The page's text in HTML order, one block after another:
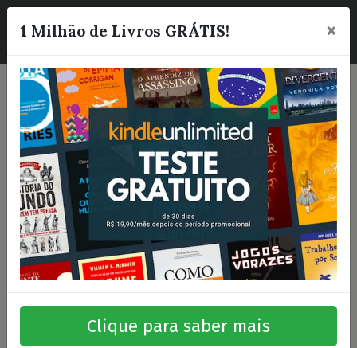
☰
1 Milhão de Livros GRÁTIS! ×
Clique para saber mais